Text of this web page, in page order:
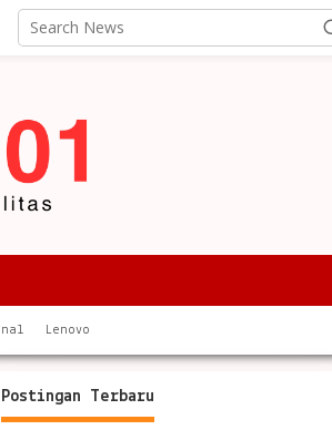
Lenovo
Postingan Terbaru